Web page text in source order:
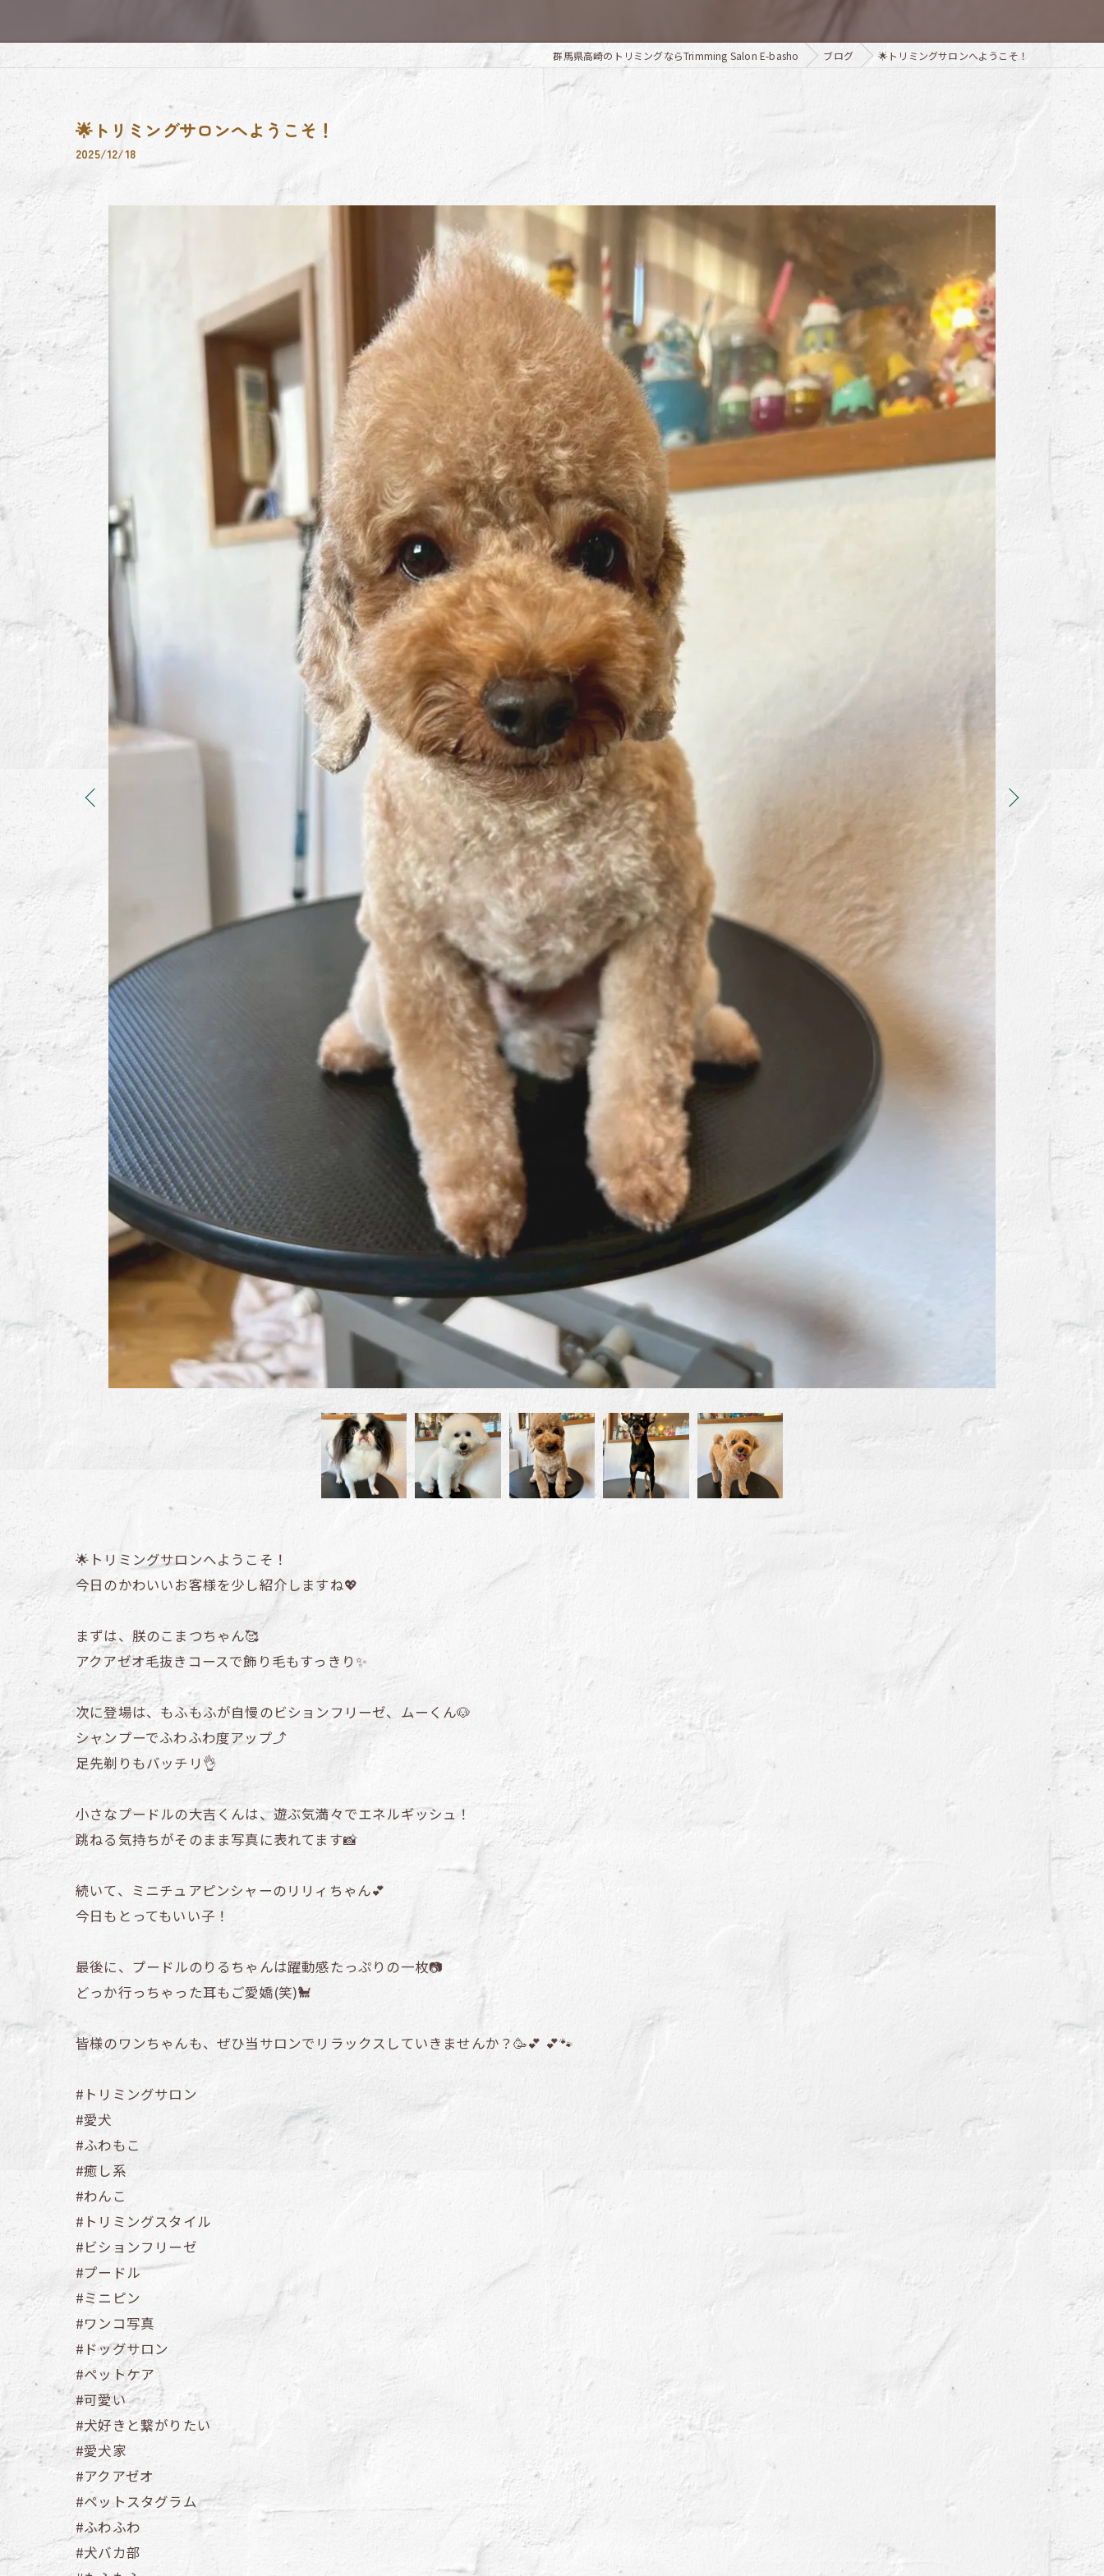
群馬県高崎のトリミングならTrimming Salon E-basho ブログ 🌟トリミングサロンへようこそ！
🌟トリミングサロンへようこそ！
2025/12/18
🌟トリミングサロンへようこそ！
今日のかわいいお客様を少し紹介しますね💖
まずは、朕のこまつちゃん🥰
アクアゼオ毛抜きコースで飾り毛もすっきり✨
次に登場は、もふもふが自慢のビションフリーゼ、ムーくん🐶
シャンプーでふわふわ度アップ⤴
足先剃りもバッチリ👌
小さなプードルの大吉くんは、遊ぶ気満々でエネルギッシュ！
跳ねる気持ちがそのまま写真に表れてます📸
続いて、ミニチュアピンシャーのリリィちゃん💕
今日もとってもいい子！
最後に、プードルのりるちゃんは躍動感たっぷりの一枚📷
どっか行っちゃった耳もご愛嬌(笑)🐩
皆様のワンちゃんも、ぜひ当サロンでリラックスしていきませんか？🥳💕 💕🐾
#トリミングサロン
#愛犬
#ふわもこ
#癒し系
#わんこ
#トリミングスタイル
#ビションフリーゼ
#プードル
#ミニピン
#ワンコ写真
#ドッグサロン
#ペットケア
#可愛い
#犬好きと繋がりたい
#愛犬家
#アクアゼオ
#ペットスタグラム
#ふわふわ
#犬バカ部